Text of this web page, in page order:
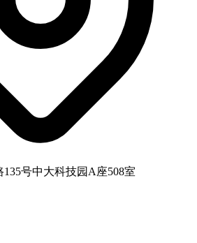
号中大科技园A座508室